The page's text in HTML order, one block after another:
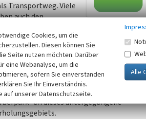
Transportweg. Viele
auch den
verunreinigte das
für die Kühlung der Keller - vor allem der
den Lohgerberweg und die Lohstraße.
an dieses untergegangene
Cookies, um die
Diesen können Sie
Seite nutzen möchten. Darüber
eine Webanalyse, um die
sofern Sie einverstanden
Sie Ihr Einverständnis.
auf unserer Datenschutzseite.